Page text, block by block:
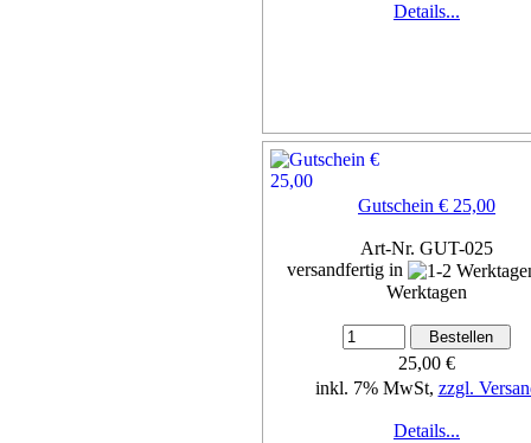
Details...
Gutschein € 25,00
Art-Nr. GUT-025
versandfertig in
Werktagen
25,00 €
inkl. 7% MwSt, zzgl.
Details...